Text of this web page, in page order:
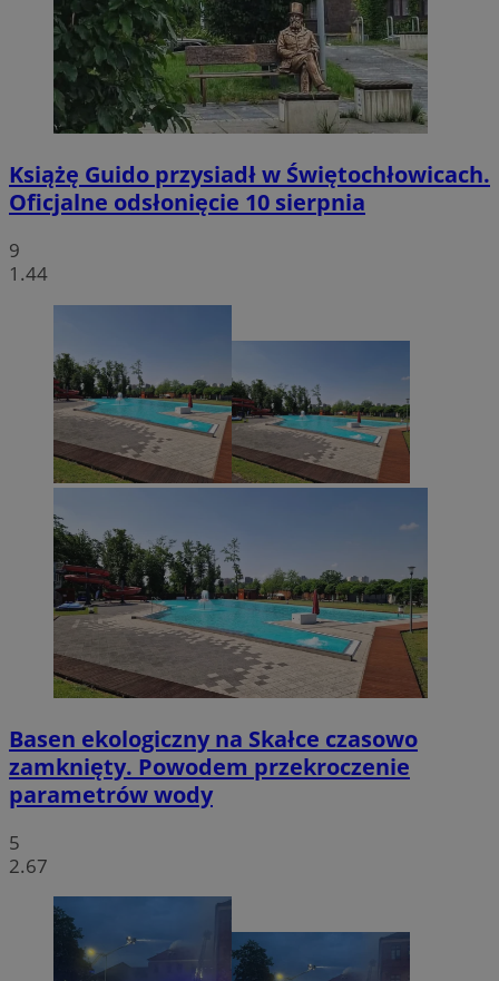
Książę Guido przysiadł w Świętochłowicach.
Oficjalne odsłonięcie 10 sierpnia
9
1.44
Basen ekologiczny na Skałce czasowo
zamknięty. Powodem przekroczenie
parametrów wody
5
2.67